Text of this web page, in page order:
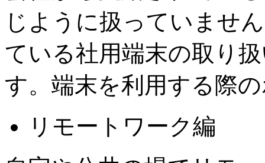
じように扱っていませ
ている社用端末の取り
す。端末を利用する際
リモートワーク編